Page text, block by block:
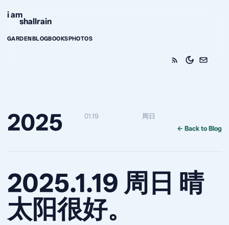
i am
shallrain
GARDENBLOGBOOKSPHOTOS
2025 01.19
周日
← Back to Blog
2025.1.19 周日 晴
太阳很好。